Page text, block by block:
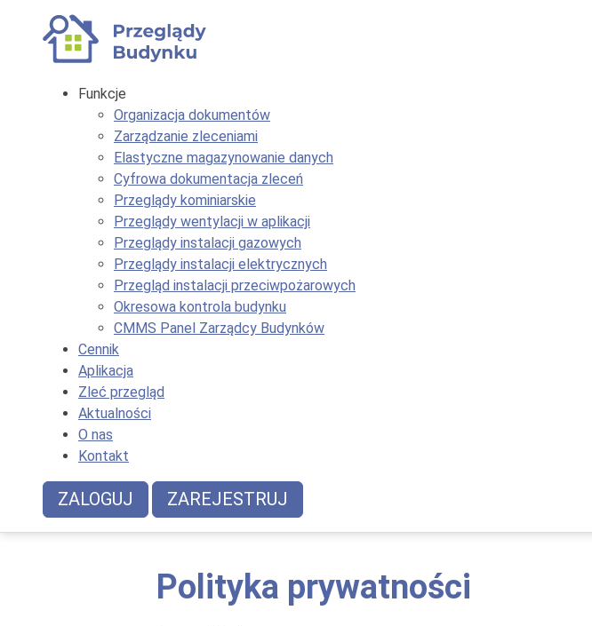
Funkcje
Organizacja dokumentów
Zarządzanie zleceniami
Elastyczne magazynowanie danych
Cyfrowa dokumentacja zleceń
Przeglądy kominiarskie
Przeglądy wentylacji w aplikacji
Przeglądy instalacji gazowych
Przeglądy instalacji elektrycznych
Przegląd instalacji przeciwpożarowych
Okresowa kontrola budynku
CMMS Panel Zarządcy Budynków
Cennik
Aplikacja
Zleć przegląd
Aktualności
O nas
Kontakt
ZALOGUJ ZAREJESTRUJ
Polityka prywatności